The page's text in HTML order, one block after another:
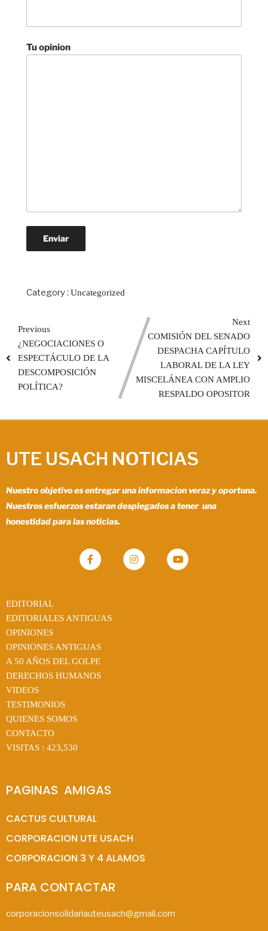
Tu opinion
Category : Uncategorized
Previous
¿NEGOCIACIONES O
ESPECTÁCULO DE LA
DESCOMPOSICIÓN
POLÍTICA?
Next
COMISIÓN DEL SENADO
DESPACHA CAPÍTULO
LABORAL DE LA LEY
MISCELÁNEA CON AMPLIO
RESPALDO OPOSITOR
UTE USACH NOTICIAS
Nuestro objetivo es entregar una informacion veraz y oportuna.
Nuestros esfuerzos estaran desplegados a tener una
honestidad para las noticias.
EDITORIAL
EDITORIALES ANTIGUAS
OPINIONES
OPINIONES ANTIGUAS
A 50 AÑOS DEL GOLPE
DERECHOS HUMANOS
VIDEOS
TESTIMONIOS
QUIENES SOMOS
CONTACTO
VISITAS : 423,530
PAGINAS  AMIGAS
CACTUS CULTURAL
CORPORACION UTE USACH
CORPORACION 3 Y 4 ALAMOS
PARA CONTACTAR
corporacionsolidariauteusach@gmail.com